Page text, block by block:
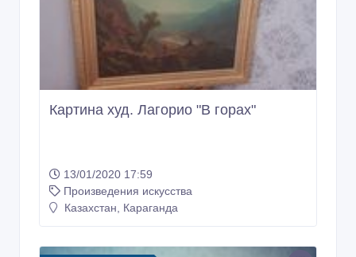
Картина худ. Лагорио "В горах"
13/01/2020 17:59
Произведения искусства
Казахстан, Караганда